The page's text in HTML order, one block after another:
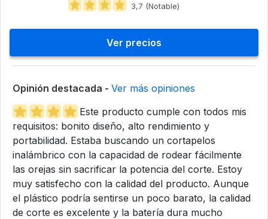
3,7 (Notable)
Ver precios
Opinión destacada - Ver más opiniones
Este producto cumple con todos mis
requisitos: bonito diseño, alto rendimiento y
portabilidad. Estaba buscando un cortapelos
inalámbrico con la capacidad de rodear fácilmente
las orejas sin sacrificar la potencia del corte. Estoy
muy satisfecho con la calidad del producto. Aunque
el plástico podría sentirse un poco barato, la calidad
de corte es excelente y la batería dura mucho